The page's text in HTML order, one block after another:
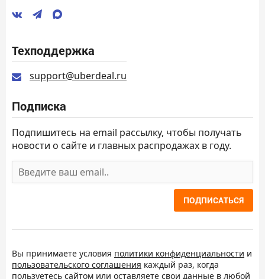
Техподдержка
support@uberdeal.ru
Подписка
Подпишитесь на email рассылку, чтобы получать
новости о сайте и главных распродажах в году.
ПОДПИСАТЬСЯ
Вы принимаете условия политики конфиденциальности и
пользовательского соглашения каждый раз, когда
пользуетесь сайтом или оставляете свои данные в любой